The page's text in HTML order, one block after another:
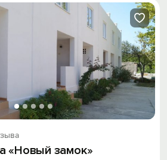
«Новый замок»